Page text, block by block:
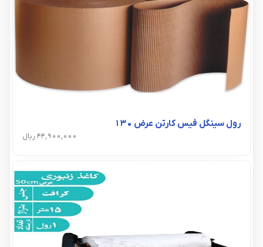
رول سینگل فیس کارتن عرض ۱۳۰
44,900,000 ریال